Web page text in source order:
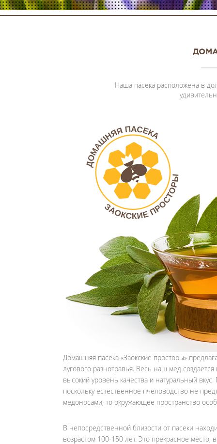
Наша пасека расположена в
Домашняя пасека «Заокские просторы»
лугового разнотравья. Весь наш мед
высокий уровень качества и натуральный
поскольку естественное пчеловодство не
медоносами, то окружающее пространство
В непосредственной близости от пасеки
возрастом 100-150 лет. Это прекрасное